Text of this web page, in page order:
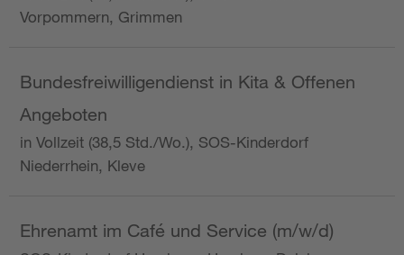
Vorpommern, Grimmen
Bundesfreiwilligendienst in Kita & Offenen
Angeboten
in Vollzeit (38,5 Std./Wo.), SOS-Kinderdorf
Niederrhein, Kleve
Ehrenamt im Café und Service (m/w/d)